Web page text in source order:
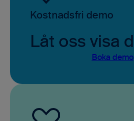
Kostnadsfri demo
Låt oss visa
Boka demo